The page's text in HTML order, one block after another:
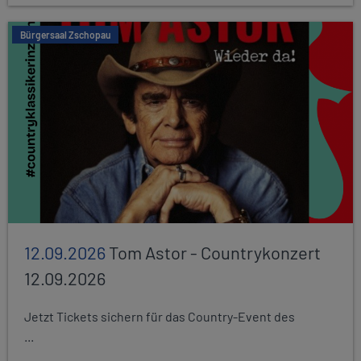
Bürgersaal Zschopau
12.09.2026Tom Astor - Countrykonzert
12.09.2026
Jetzt Tickets sichern für das Country-Event des